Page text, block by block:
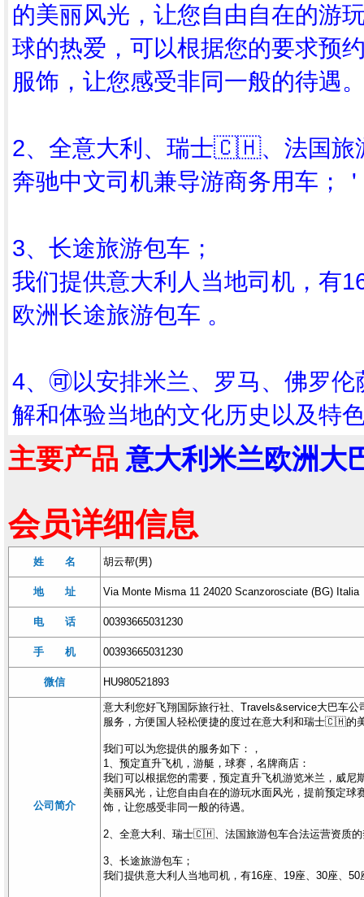
的美丽风光，让您自由自在的游
球的热爱，可以根据您的要求预
服饰，让您感受非同一般的待遇
2、全意大利、瑞士🇨🇭、法国旅
奔驰中文司机兼导游商务用车；
3、长途旅游包车；
我们提供意大利人当地司机️，有
欧洲长途旅游包车 。
4、🉑以安排米兰、罗马、佛罗
解和体验当地的文化历史以及特
主要产品 意大利米兰欧洲大
会员详细信息
姓 名 胡云帮(男)
地 址 Via Monte Misma 11 24020 Scanzorosciate (BG) Italia
电 话 00393665031230
手 机 00393665031230
微信 HU980521893
公司简介
意大利您好飞翔国际旅行社、Travels&service大巴车
服务，方便国人轻松便捷的度过在意大利和瑞士🇨🇭的
我们可以为您提供的服务如下：，
1、预定直升飞机，游艇，球赛，名牌商店：
我们可以根据您的需要，预定直升飞机游览米兰，威
美丽风光，让您自由自在的游玩水面风光，提前预定
饰，让您感受非同一般的待遇。
2、全意大利、瑞士🇨🇭、法国旅游包车合法运营资质
3、长途旅游包车；
我们提供意大利人当地司机️，有16座、19座、30座、